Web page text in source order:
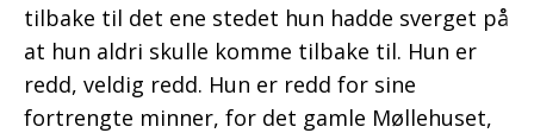
tilbake til det ene stedet hun hadde sverget på
at hun aldri skulle komme tilbake til. Hun er
redd, veldig redd. Hun er redd for sine
fortrengte minner, for det gamle Møllehuset,